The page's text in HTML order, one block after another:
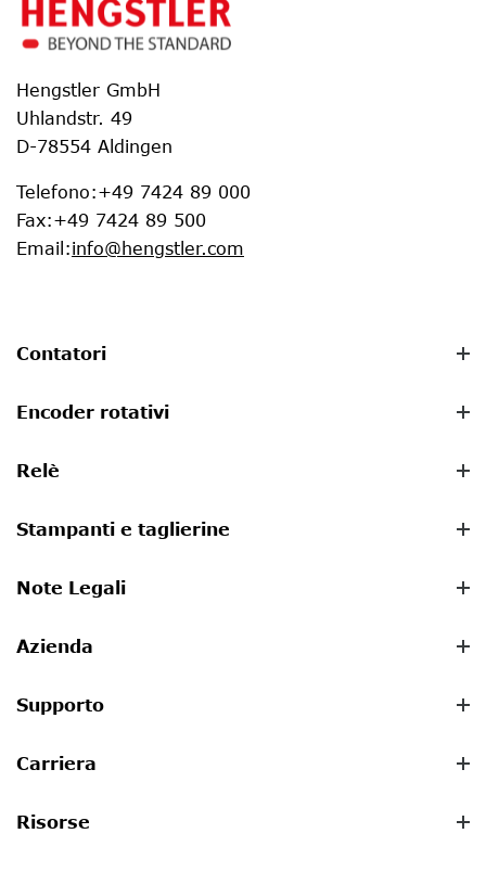
Hengstler GmbH
Uhlandstr. 49
D-78554 Aldingen
Telefono:+49 7424 89 000
Fax:+49 7424 89 500
Email :info@hengstler.com
Contatori
Encoder rotativi
Relè
Stampanti e taglierine
Note Legali
Azienda
Supporto
Carriera
Risorse